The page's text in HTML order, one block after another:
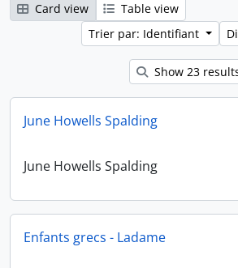
Card view
Table view
Trier par: Identifiant
Show 23
June Howells Spalding
June Howells Spalding
Enfants grecs - Ladame